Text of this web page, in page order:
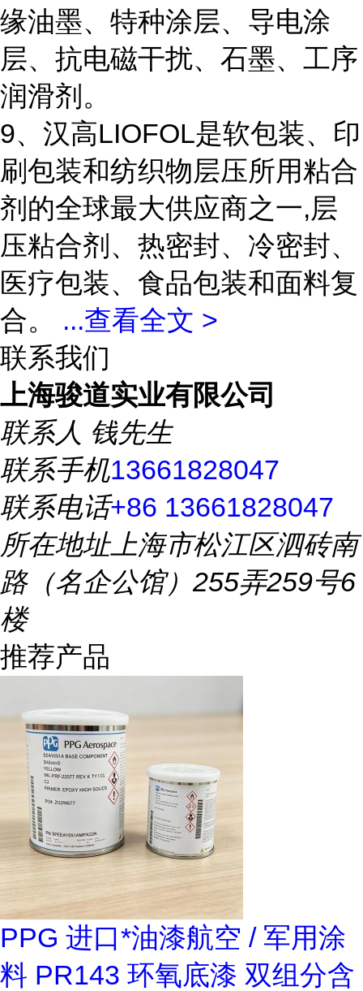
缘油墨、特种涂层、导电涂
层、抗电磁干扰、石墨、工序
润滑剂。
9、汉高LIOFOL是软包装、印
刷包装和纺织物层压所用粘合
剂的全球最大供应商之一,层
压粘合剂、热密封、冷密封、
医疗包装、食品包装和面料复
合。 ...查看全文 >
联系我们
上海骏道实业有限公司
联系人 钱先生
联系手机13661828047
联系电话+86 13661828047
所在地址上海市松江区泗砖南
路（名企公馆）255弄259号6
楼
推荐产品
PPG 进口*油漆航空 / 军用涂
料 PR143 环氧底漆 双组分含